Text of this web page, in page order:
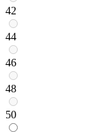
42
44
46
48
50